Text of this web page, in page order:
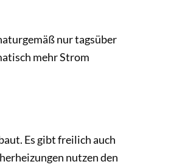
nur tagsüber
mehr Strom
Es gibt freilich auch
nutzen den